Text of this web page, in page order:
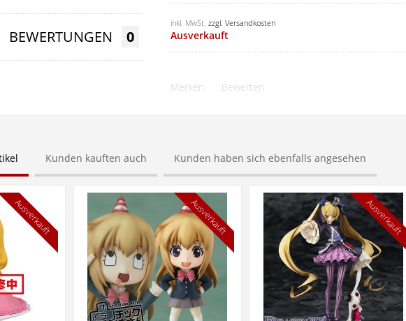
inkl. MwSt. zzgl. Versandkosten
Ausverkauft
Merken Bewerten
BEWERTUNGEN 0
Kunden kauften auch Kunden haben sich ebenfalls angesehen
Ausverkauft Ausverkauft Ausverkauft